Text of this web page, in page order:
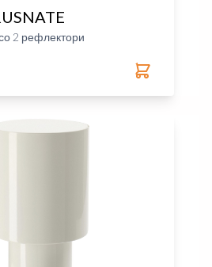
2 рефлектори